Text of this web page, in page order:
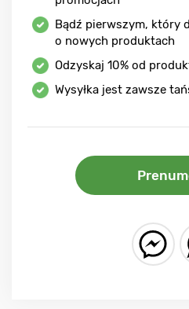
Bądź pierwszym, który
o nowych produktach
Odzyskaj 10% od
Wysyłka jest zawsze